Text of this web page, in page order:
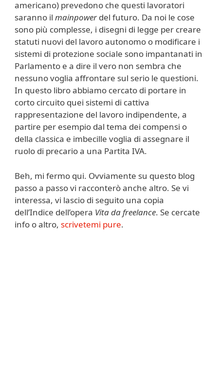
americano) prevedono che questi lavoratori
saranno il mainpowerdel futuro. Da noi le cose
sono più complesse, i disegni di legge per creare
statuti nuovi del lavoro autonomo o modificare i
sistemi di protezione sociale sono impantanati in
Parlamento e a dire il vero non sembra che
nessuno voglia affrontare sul serio le questioni.
In questo libro abbiamo cercato di portare in
corto circuito quei sistemi di cattiva
rappresentazione del lavoro indipendente, a
partire per esempio dal tema dei compensi o
della classica e imbecille voglia di assegnare il
ruolo di precario a una Partita IVA.
Beh, mi fermo qui. Ovviamente su questo blog
passo a passo vi racconterò anche altro. Se vi
interessa, vi lascio di seguito una copia
dell’Indice dell’opera Vita da freelance. Se cercate
info o altro, scrivetemi pure.